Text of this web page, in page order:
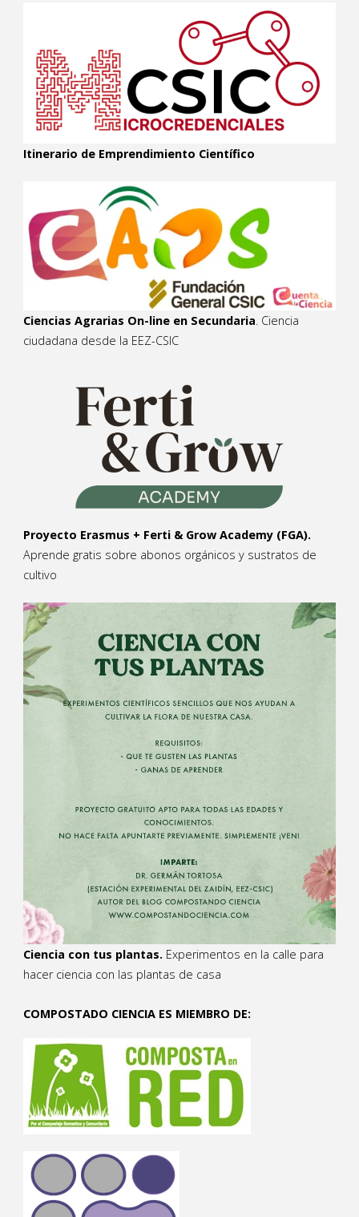
Itinerario de Emprendimiento Científico
Ciencias Agrarias On-line en Secundaria. Ciencia
ciudadana desde la EEZ-CSIC
Proyecto Erasmus + Ferti & Grow Academy (FGA).
Aprende gratis sobre abonos orgánicos y sustratos de
cultivo
Ciencia con tus plantas. Experimentos en la calle para
hacer ciencia con las plantas de casa
COMPOSTADO CIENCIA ES MIEMBRO DE: